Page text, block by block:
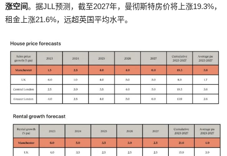
涨空间。据JLL预测，截至2027年，曼彻斯特房价将上涨19.3%，
租金上涨21.6%，远超英国平均水平。